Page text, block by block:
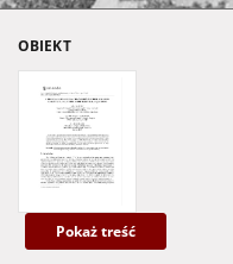
OBIEKT
Pokaż treść